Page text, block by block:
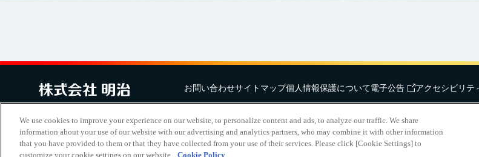
お問い合わせサイトマップ個人情報保護について電子公告 アクセシビリテ
明治ホ
Copyright Meiji Co., Ltd. All Rights Reserved.
We use cookies to improve your experience on our website, to personalize content and ads, to analyze our traffic. We share
information about your use of our website with our advertising and analytics partners, who may combine it with other information
that you have provided to them or that they have collected from your use of their services. Please click [Cookie Settings] to
customize your cookie settings on our website.
Cookie Policy